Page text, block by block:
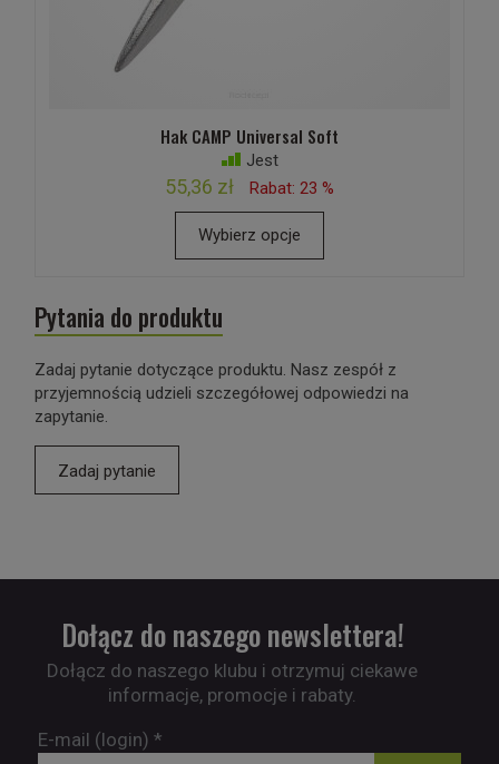
Hak CAMP Universal Soft
Jest
55,36 zł Rabat: 23 %
Wybierz opcje
Pytania do produktu
Zadaj pytanie dotyczące produktu. Nasz zespół z
przyjemnością udzieli szczegółowej odpowiedzi na
zapytanie.
Zadaj pytanie
Dołącz do naszego newslettera!
Dołącz do naszego klubu i otrzymuj ciekawe
informacje, promocje i rabaty.
E-mail (login) *